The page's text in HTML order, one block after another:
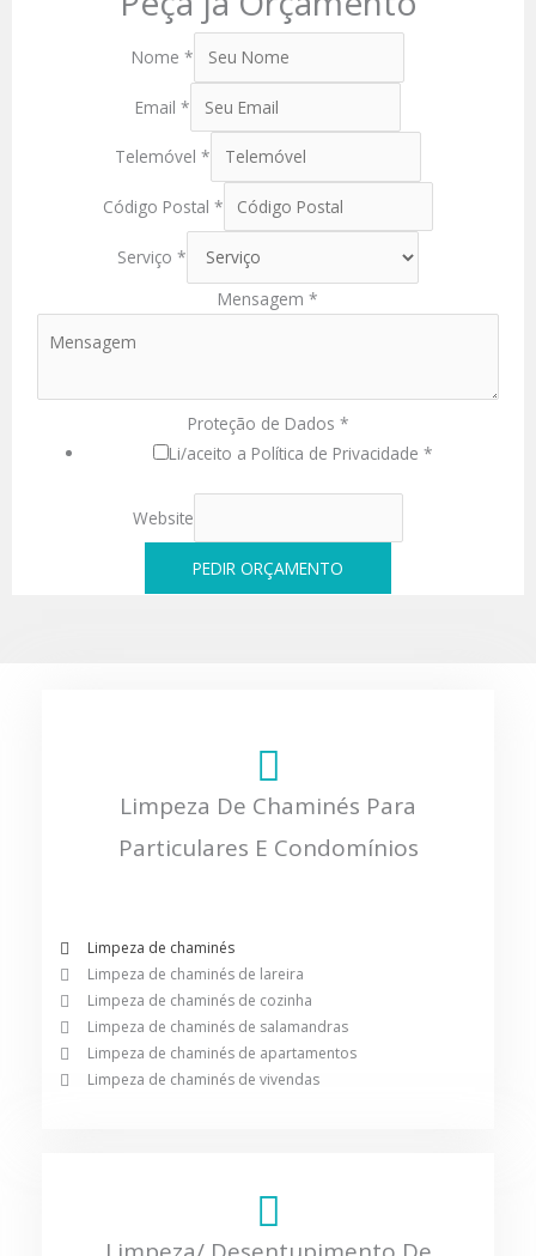
Nome*
Email*
Telemóvel*
Código Postal *
Serviço*
Mensagem *
Proteção de Dados *
Li/aceito a Política de Privacidade *
Website
PEDIR ORÇAMENTO
Limpeza De Chaminés Para
Particulares E Condomínios
Limpeza de chaminés
Limpeza de chaminés de lareira
Limpeza de chaminés de cozinha
Limpeza de chaminés de salamandras
Limpeza de chaminés de apartamentos
Limpeza de chaminés de vivendas